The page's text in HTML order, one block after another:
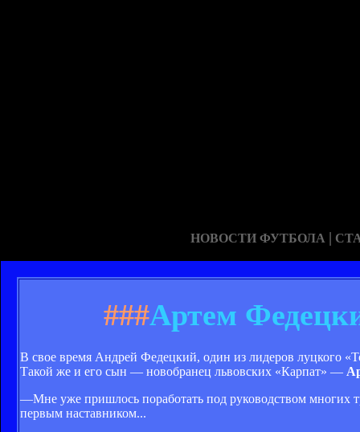
НОВОСТИ ФУТБОЛА |
###Артем
В свое время Андрей Федецкий, один из лидеров луцкого
Такой же и его сын — новобранец львовских «Карпат» —
—Мне уже пришлось поработать под руководством
первым наставником...